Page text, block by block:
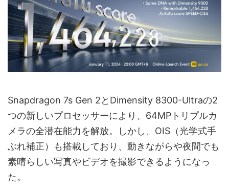
Snapdragon 7s Gen 2とDimensity 8300-Ultraの2
つの新しいプロセッサーにより、64MPトリプルカ
メラの全潜在能力を解放。しかし、OIS（光学式手
ぶれ補正）も搭載しており、動きながらや夜間でも
素晴らしい写真やビデオを撮影できるようになっ
た。